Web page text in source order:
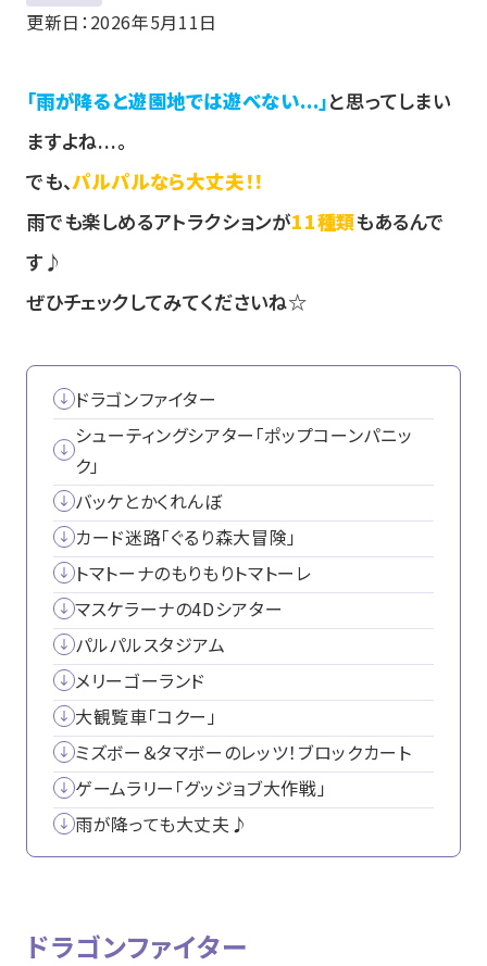
更新日：2026年5月11日
「雨が降ると遊園地では遊べない...」と思ってしまい
ますよね...。
でも、パルパルなら大丈夫！！
雨でも楽しめるアトラクションが11種類もあるんで
す♪
ぜひチェックしてみてくださいね☆
ドラゴンファイター
シューティングシアター「ポップコーンパニッ
ク」
バッケとかくれんぼ
カード迷路「ぐるり森大冒険」
トマトーナのもりもりトマトーレ
マスケラーナの4Dシアター
パルパルスタジアム
メリーゴーランド
大観覧車「コクー」
ミズボー＆タマボーのレッツ！ブロックカート
ゲームラリー「グッジョブ大作戦」
雨が降っても大丈夫♪
ドラゴンファイター